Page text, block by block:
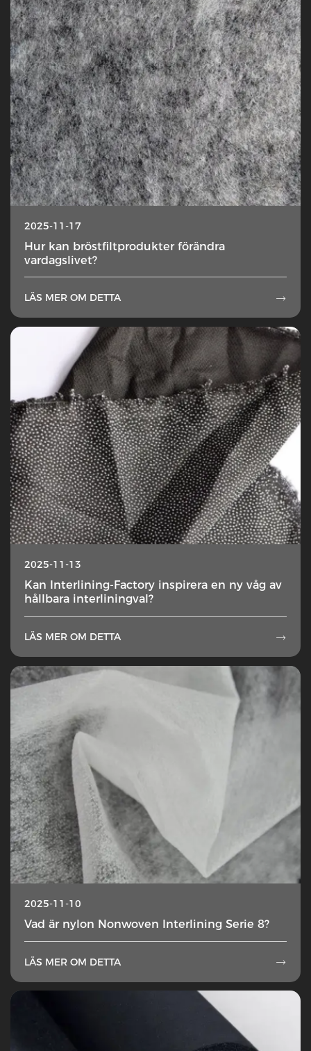
2025-11-17
Hur kan bröstfiltprodukter förändra
vardagslivet?
LÄS MER OM DETTA 
2025-11-13
Kan Interlining-Factory inspirera en ny våg av
hållbara interliningval?
LÄS MER OM DETTA 
2025-11-10
Vad är nylon Nonwoven Interlining Serie 8?
LÄS MER OM DETTA 